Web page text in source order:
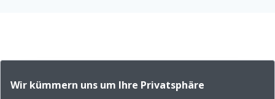
Wir kümmern uns um Ihre Privatsphäre